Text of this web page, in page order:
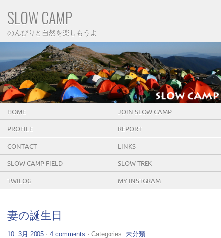
SLOW CAMP
のんびりと自然を楽しもうよ
HOME JOIN SLOW CAMP
PROFILE REPORT
CONTACT LINKS
SLOW CAMP FIELD SLOW TREK
TWILOG MY INSTGRAM
妻の誕生日
10. 3月 2005 · 4 comments · Categories: 未分類